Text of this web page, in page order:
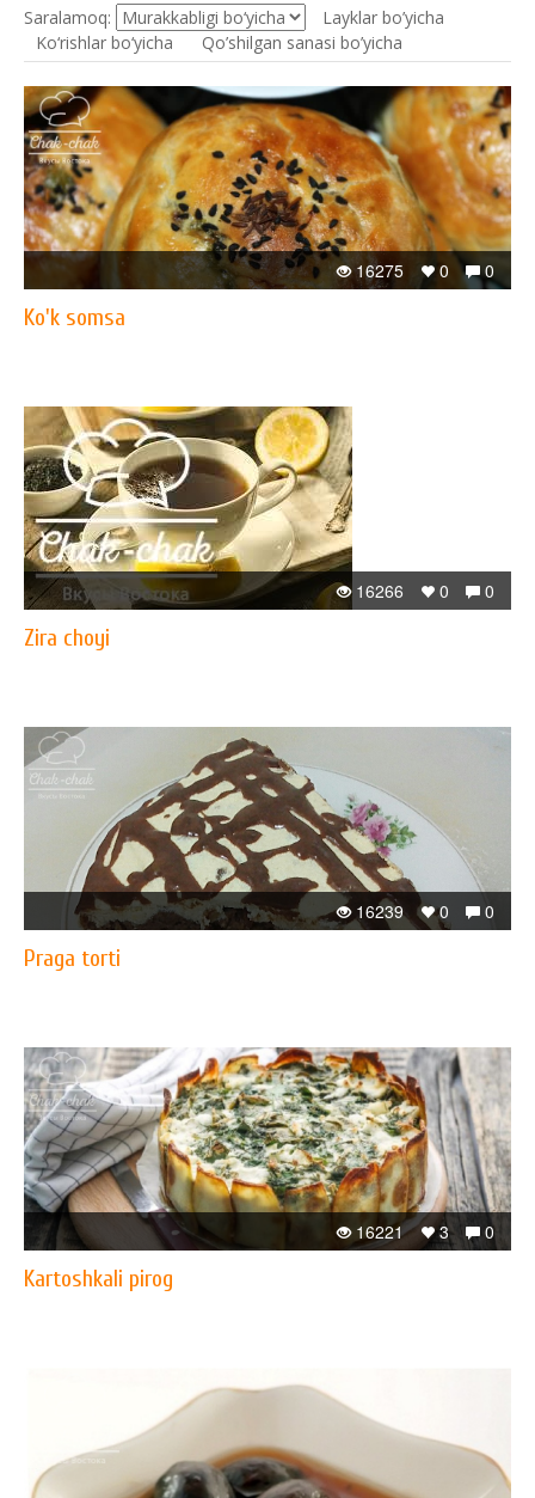
Saralamoq:
Layklar bo’yicha
Ko‘rishlar bo‘yicha
Qo’shilgan sanasi bo’yicha
0
0
16275
Ko'k somsa
0
0
16266
Zira choyi
0
0
16239
Praga torti
0
3
16221
Kartoshkali pirog